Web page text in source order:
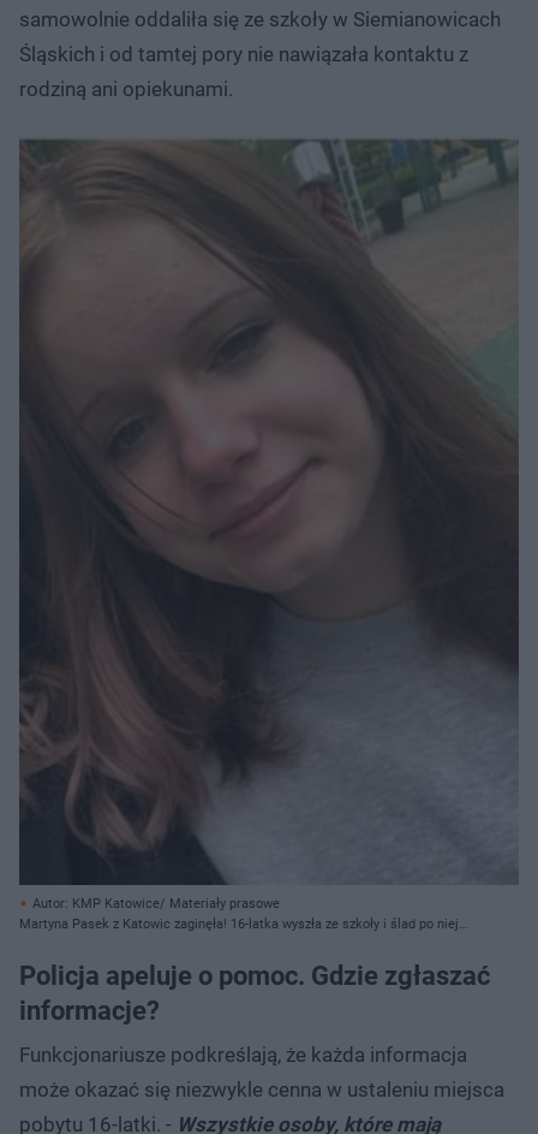
samowolnie oddaliła się ze szkoły w Siemianowicach
Śląskich i od tamtej pory nie nawiązała kontaktu z
rodziną ani opiekunami.
Autor: KMP Katowice/ Materiały prasowe
Martyna Pasek z Katowic zaginęła! 16-latka wyszła ze szkoły i ślad po niej
Policja apeluje o pomoc. Gdzie zgłaszać
informacje?
Funkcjonariusze podkreślają, że każda informacja
może okazać się niezwykle cenna w ustaleniu miejsca
pobytu 16-latki. - Wszystkie osoby, które mają